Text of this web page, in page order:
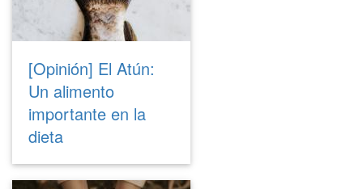
[Opinión] El Atún:
Un alimento
importante en la
dieta